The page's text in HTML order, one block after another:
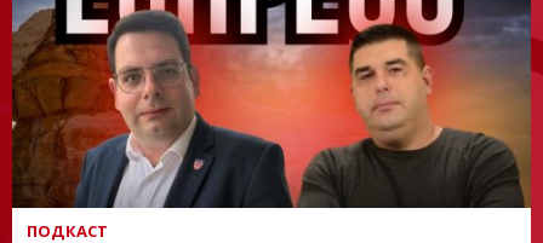
ПОДКАСТ